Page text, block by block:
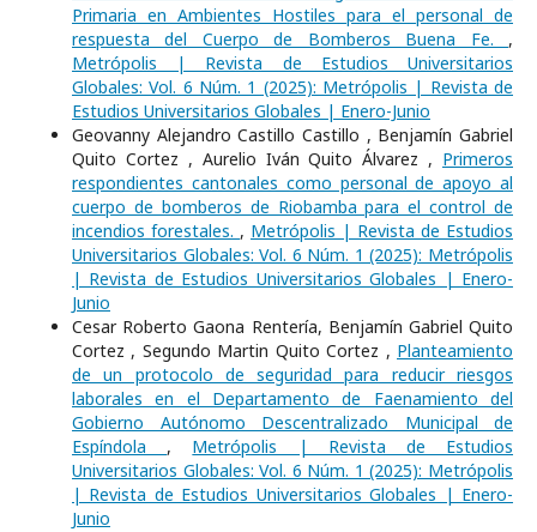
Primaria en Ambientes Hostiles para el personal de
respuesta del Cuerpo de Bomberos Buena Fe. ,
Metrópolis | Revista de Estudios Universitarios
Globales: Vol. 6 Núm. 1 (2025): Metrópolis | Revista de
Estudios Universitarios Globales | Enero-Junio
Geovanny Alejandro Castillo Castillo , Benjamín Gabriel
Quito Cortez , Aurelio Iván Quito Álvarez , Primeros
respondientes cantonales como personal de apoyo al
cuerpo de bomberos de Riobamba para el control de
incendios forestales. , Metrópolis | Revista de Estudios
Universitarios Globales: Vol. 6 Núm. 1 (2025): Metrópolis
| Revista de Estudios Universitarios Globales | Enero-
Junio
Cesar Roberto Gaona Rentería, Benjamín Gabriel Quito
Cortez , Segundo Martin Quito Cortez , Planteamiento
de un protocolo de seguridad para reducir riesgos
laborales en el Departamento de Faenamiento del
Gobierno Autónomo Descentralizado Municipal de
Espíndola , Metrópolis | Revista de Estudios
Universitarios Globales: Vol. 6 Núm. 1 (2025): Metrópolis
| Revista de Estudios Universitarios Globales | Enero-
Junio